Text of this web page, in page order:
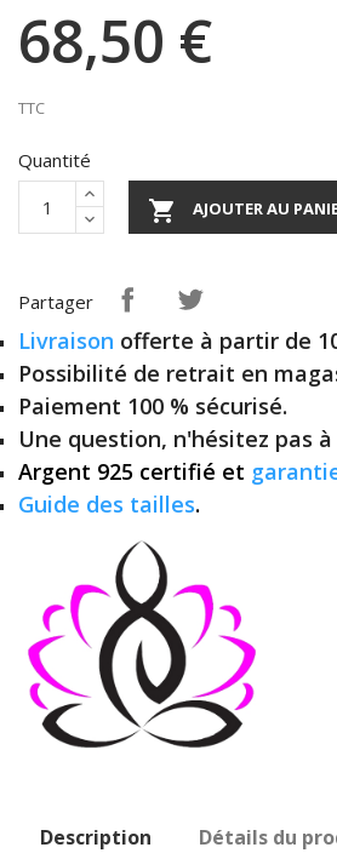
68,50 €
TTC
Quantité
 AJOUTER AU
Partager
Livraison offerte à partir de
Possibilité de retrait en
Paiement 100 % sécurisé.
Une question, n'hésitez pas à
Argent 925 certifié et
Guide des tailles.
Description Détails du